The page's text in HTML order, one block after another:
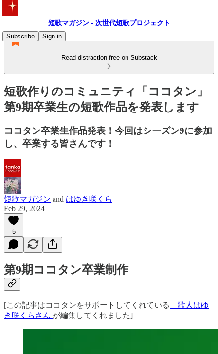
短歌マガジン - 次世代短歌プロジェクト
Subscribe
Sign in
Read distraction-free on Substack
短歌作りのコミュニティ「ココタン」
第9期卒業生の短歌作品を発表します
ココタン卒業生作品発表！今回はシーズン9に参加
し、卒業する皆さんです！
短歌マガジン and はゆき咲くら
Feb 29, 2024
5
第9期ココタン卒業制作
[この記事はココタンをサポートしてくれている
歌人はゆ
き咲くらさん が編集してくれました]